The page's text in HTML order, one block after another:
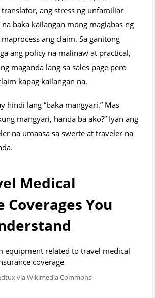
ang stress ng unfamiliar
baka kailangan mong maglabas ng
ang claim. Sa ganitong
ang policy na malinaw at practical,
maganda lang sa sales page pero
kapag kailangan na.
hindi lang “baka mangyari.” Mas
mangyari, handa ba ako?” Iyan ang
na umaasa sa swerte at traveler na
Medical
Coverages You
via Wikimedia Commons